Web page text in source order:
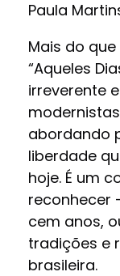
Paula
Mais do
“Aqueles
irreverente
abordando
liberdade
hoje. É um
reconhecer
cem anos,
tradições e
brasileira.